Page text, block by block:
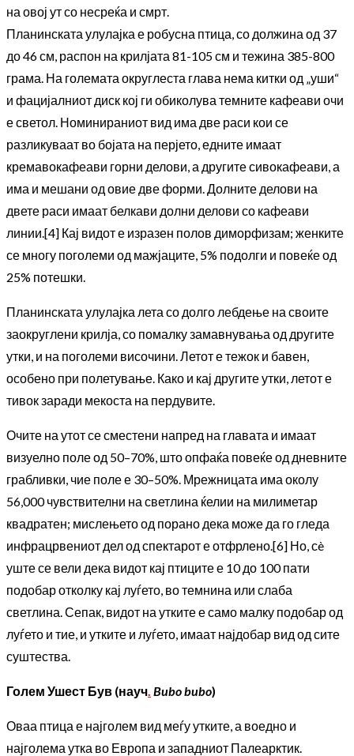
на овој ут со несреќа и смрт.
Планинската улулајка е робусна птица, со должина од 37
до 46 см, распон на крилјата 81-105 см и тежина 385-800
грама. На големата округлеста глава нема китки од „уши“
и фацијалниот диск кој ги обиколува темните кафеави очи
е светол. Номинираниот вид има две раси кои се
разликуваат во бојата на перјето, едните имаат
кремавокафеави горни делови, а другите сивокафеави, а
има и мешани од овие две форми. Долните делови на
двете раси имаат белкави долни делови со кафеави
линии.[4] Кај видот е изразен полов диморфизам; женките
се многу поголеми од мажјаците, 5% подолги и повеќе од
25% потешки.
Планинската улулајка лета со долго лебдење на своите
заокруглени крилја, со помалку замавнувања од другите
утки, и на поголеми височини. Летот е тежок и бавен,
особено при полетување. Како и кај другите утки, летот е
тивок заради мекоста на пердувите.
Очите на утот се сместени напред на главата и имаат
визуелно поле од 50–70%, што опфаќа повеќе од дневните
грабливки, чие поле е 30–50%. Мрежницата има околу
56,000 чувствителни на светлина ќелии на милиметар
квадратен; мислењето од порано дека може да го гледа
инфрацрвениот дел од спектарот е отфрлено.[6] Но, сè
уште се вели дека видот кај птиците е 10 до 100 пати
подобар отколку кај луѓето, во темнина или слаба
светлина. Сепак, видот на утките е само малку подобар од
луѓето и тие, и утките и луѓето, имаат најдобар вид од сите
суштества.
Голем Ушест Був (науч Bubo bubo)
Оваа птица е најголем вид меѓу утките, а воедно и
најголема утка во Европа и западниот Палеарктик.